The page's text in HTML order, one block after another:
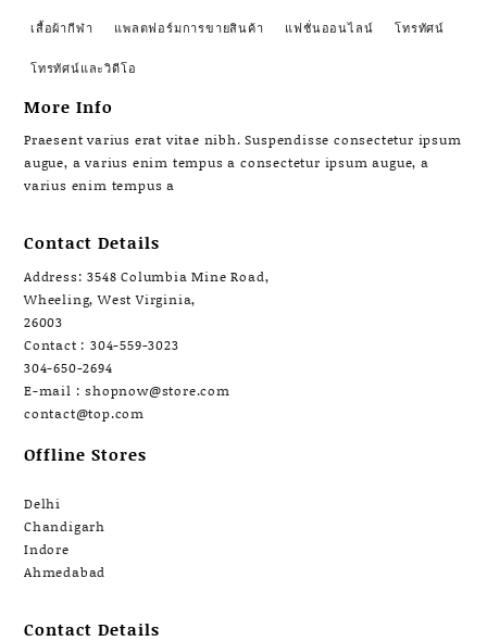
เสื้อผ้ากีฬา แพลตฟอร์มการขายสินค้า แฟชั่นออนไลน์ โทรทัศน์
โทรทัศน์และวิดีโอ
More Info
Praesent varius erat vitae nibh. Suspendisse consectetur ipsum
augue, a varius enim tempus a consectetur ipsum augue, a
varius enim tempus a
Contact Details
Address: 3548 Columbia Mine Road,
Wheeling, West Virginia,
26003
Contact : 304-559-3023
304-650-2694
E-mail : shopnow@store.com
contact@top.com
Offline Stores
Delhi
Chandigarh
Indore
Ahmedabad
Contact Details